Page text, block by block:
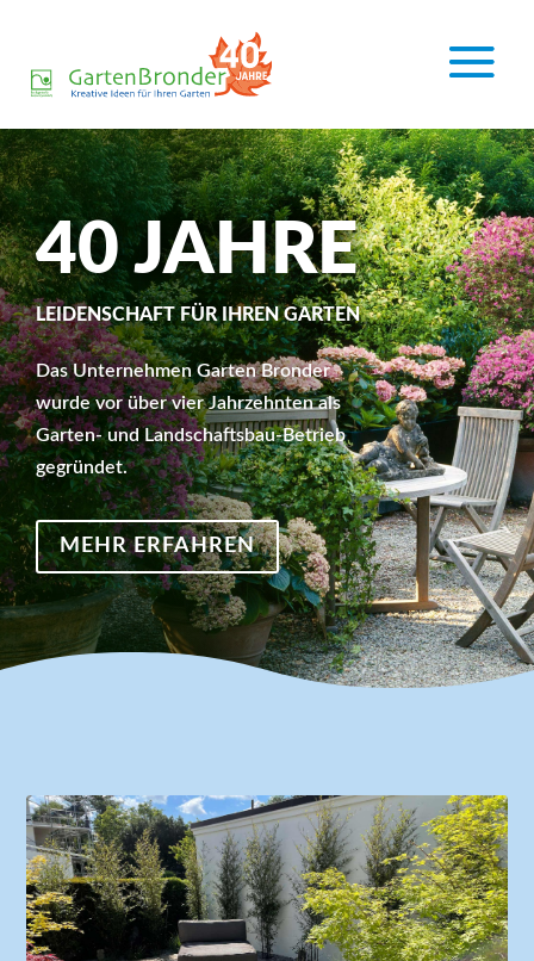
40 JAHRE
LEIDENSCHAFT FÜR IHREN GARTEN
Das Unternehmen Garten Bronder
wurde vor über vier Jahrzehnten als
Garten- und Landschaftsbau-Betrieb
gegründet.
MEHR ERFAHREN